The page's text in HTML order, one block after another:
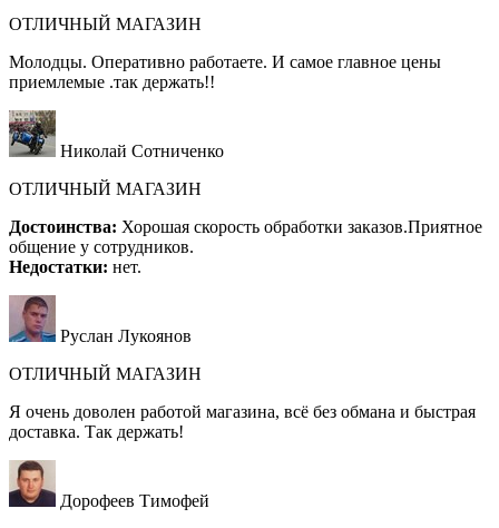
ОТЛИЧНЫЙ МАГАЗИН
Молодцы. Оперативно работаете. И самое главное цены
приемлемые .так держать!!
Николай Сотниченко
ОТЛИЧНЫЙ МАГАЗИН
Достоинства: Хорошая скорость обработки заказов.Приятное
общение у сотрудников.
Недостатки: нет.
Руслан Лукоянов
ОТЛИЧНЫЙ МАГАЗИН
Я очень доволен работой магазина, всё без обмана и быстрая
доставка. Так держать!
Дорофеев Тимофей